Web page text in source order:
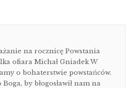
na rocznicę Powstania
ofiara Michał Gniadek W
o bohaterstwie powstańców.
by błogosławił nam na